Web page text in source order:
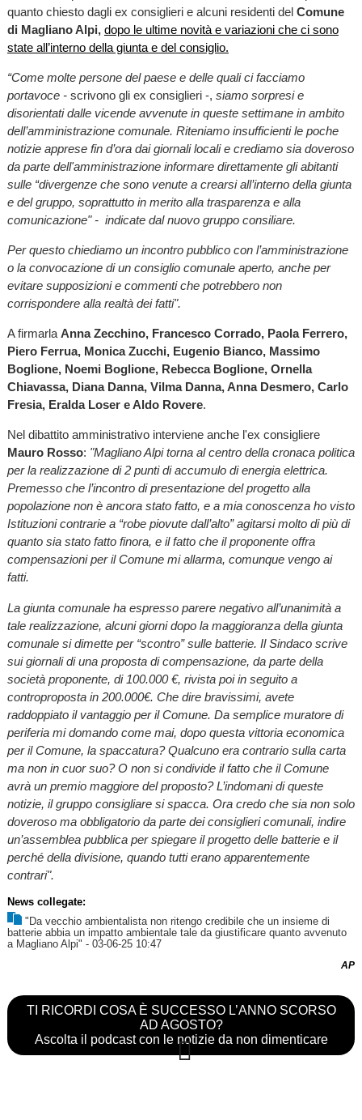
quanto chiesto dagli ex consiglieri e alcuni residenti delComune
di Magliano Alpi, dopo le ultime novità e variazioni che ci sono
state all’interno della giunta e del consiglio.
“Come molte persone del paese e delle quali ci facciamo
portavoce - scrivono gli ex consiglieri -, siamo sorpresi e
disorientati dalle vicende avvenute in queste settimane in ambito
dell’amministrazione comunale. Riteniamo insufficienti le poche
notizie apprese fin d’ora dai giornali locali e crediamo sia doveroso
da parte dell'amministrazione informare direttamente gli abitanti
sulle “divergenze che sono venute a crearsi all’interno della giunta
e del gruppo, soprattutto in merito alla trasparenza e alla
comunicazione" - indicate dal nuovo gruppo consiliare.
Per questo chiediamo un incontro pubblico con l’amministrazione
o la convocazione di un consiglio comunale aperto, anche per
evitare supposizioni e commenti che potrebbero non
corrispondere alla realtà dei fatti".
A firmarla Anna Zecchino, Francesco Corrado, Paola Ferrero,
Piero Ferrua, Monica Zucchi, Eugenio Bianco, Massimo
Boglione, Noemi Boglione, Rebecca Boglione, Ornella
Chiavassa, Diana Danna, Vilma Danna, Anna Desmero, Carlo
Fresia, Eralda Loser e Aldo Rovere.
Nel dibattito amministrativo interviene anche l'ex consigliere
Mauro Rosso: "Magliano Alpi torna al centro della cronaca politica
per la realizzazione di 2 punti di accumulo di energia elettrica.
Premesso che l’incontro di presentazione del progetto alla
popolazione non è ancora stato fatto, e a mia conoscenza ho visto
Istituzioni contrarie a “robe piovute dall’alto” agitarsi molto di più di
quanto sia stato fatto finora, e il fatto che il proponente offra
compensazioni per il Comune mi allarma, comunque vengo ai
fatti.
La giunta comunale ha espresso parere negativo all’unanimità a
tale realizzazione, alcuni giorni dopo la maggioranza della giunta
comunale si dimette per “scontro” sulle batterie. Il Sindaco scrive
sui giornali di una proposta di compensazione, da parte della
società proponente, di 100.000 €, rivista poi in seguito a
controproposta in 200.000€. Che dire bravissimi, avete
raddoppiato il vantaggio per il Comune. Da semplice muratore di
periferia mi domando come mai, dopo questa vittoria economica
per il Comune, la spaccatura? Qualcuno era contrario sulla carta
ma non in cuor suo? O non si condivide il fatto che il Comune
avrà un premio maggiore del proposto? L’indomani di queste
notizie, il gruppo consigliare si spacca. Ora credo che sia non solo
doveroso ma obbligatorio da parte dei consiglieri comunali, indire
un’assemblea pubblica per spiegare il progetto delle batterie e il
perché della divisione, quando tutti erano apparentemente
contrari".
News collegate:
"Da vecchio ambientalista non ritengo credibile che un insieme di
batterie abbia un impatto ambientale tale da giustificare quanto avvenuto
a Magliano Alpi" - 03-06-25 10:47
AP
TI RICORDI COSA È SUCCESSO L’ANNO SCORSO
AD AGOSTO?
Ascolta il podcast con le notizie da non dimenticare